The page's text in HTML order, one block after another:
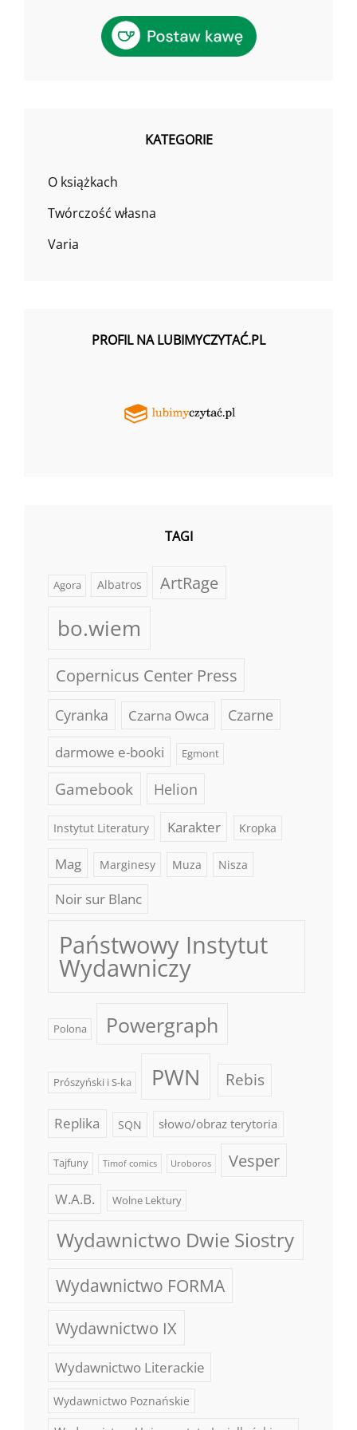
KATEGORIE
O książkach
Twórczość własna
Varia
PROFIL NA LUBIMYCZYTAĆ.PL
TAGI
Agora Albatros ArtRage
bo.wiem
Copernicus Center Press
Cyranka Czarna Owca
Czarne
darmowe e-booki
Egmont
Gamebook Helion
Instytut Literatury Karakter Kropka
Mag Marginesy Muza Nisza
Noir sur Blanc
Państwowy Instytut
Wydawniczy
Polona Powergraph
Prószyński i S-ka PWN Rebis
Replika SQN słowo/obraz terytoria
Tajfuny Timof comics Uroboros Vesper
W.A.B. Wolne Lektury
Wydawnictwo Dwie Siostry
Wydawnictwo FORMA
Wydawnictwo IX
Wydawnictwo Literackie
Wydawnictwo Poznańskie